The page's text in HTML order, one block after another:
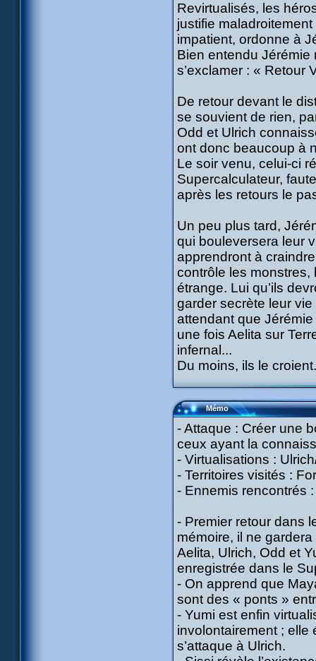
Revirtualisés, les
justifie
impatient, ordonne à
Bien entendu
s’exclamer : « Retour
De retour devant le
se souvient de rien,
Odd et Ulrich
ont donc beaucoup à
Le soir venu, celui-ci
Supercalculateur,
après les retours le
Un peu plus tard,
qui bouleversera leur
apprendront à
contrôle les
étrange. Lui qu’ils
garder secrète leur
attendant que
une fois Aelita sur
infernal...
Du moins, ils le croient.
Mémo
- Attaque : Créer une
ceux ayant la
- Virtualisations :
- Territoires visités :
- Ennemis rencontrés
- Premier retour dans
mémoire, il ne
Aelita, Ulrich, Odd et
enregistrée dans le
- On apprend que
sont des « ponts »
- Yumi est enfin
involontairement ; elle
s’attaque à Ulrich.